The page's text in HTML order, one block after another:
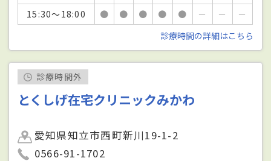
15:30～18:00
● ● ● ● ● － －
－
診療時間の詳細はこちら
診療時間外
とくしげ在宅クリニックみかわ
愛知県知立市西町新川19-1-2
0566-91-1702